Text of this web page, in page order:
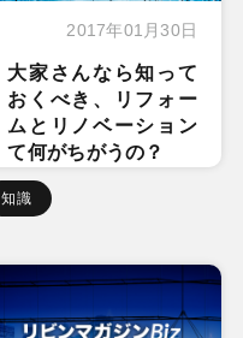
2017年01月30日
大家さんなら知って
おくべき、リフォー
ムとリノベーション
て何がちがうの？
知識